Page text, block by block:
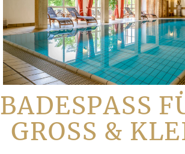
BADESPASS
ROSS & KLEIN